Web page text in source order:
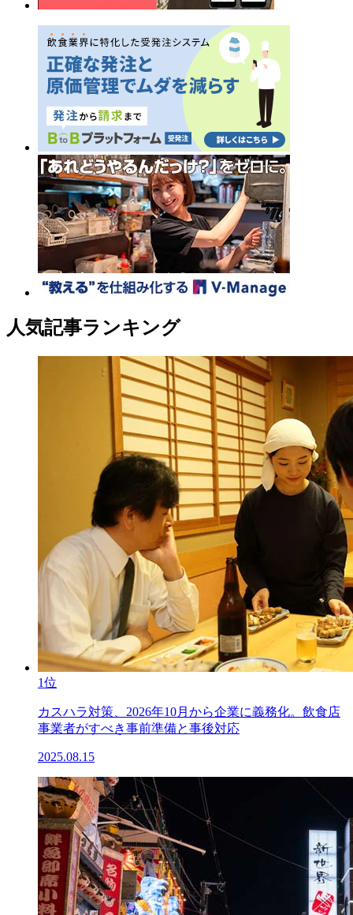
人気記事ランキング
1位
カスハラ対策、2026年10月から企業に義務化。飲食店
事業者がすべき事前準備と事後対応
2025.08.15